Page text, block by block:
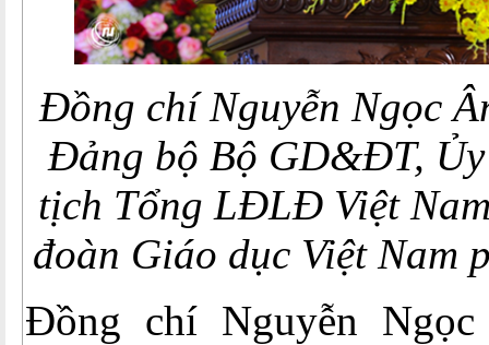
Đồng chí Nguyễn Ngọc
Đảng bộ Bộ GD&ĐT,
tịch Tổng LĐLĐ Việt
đoàn Giáo dục Việt Nam
Đồng chí Nguyễn